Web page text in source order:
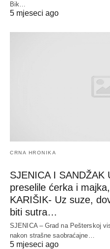
Bik…
5 mjeseci ago
CRNA HRONIKA
SJENICA I SANDŽAK
preselile ćerka i
KARIŠIK- Uz suze,
biti sutra…
SJENICA – Grad na Pešterskoj
nakon strašne saobraćajne…
5 mjeseci ago